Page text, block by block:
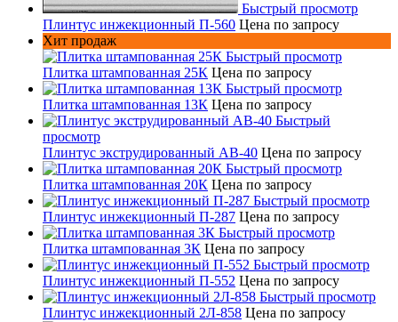
Быстрый просмотр
Плинтус инжекционный П-560 Цена по запросу
Хит продаж
Быстрый просмотр
Плитка штампованная 25К Цена по запросу
Быстрый просмотр
Плитка штампованная 13К Цена по запросу
Быстрый
просмотр
Плинтус экструдированный AB-40 Цена по запросу
Быстрый просмотр
Плитка штампованная 20К Цена по запросу
Быстрый просмотр
Плинтус инжекционный П-287 Цена по запросу
Быстрый просмотр
Плитка штампованная 3К Цена по запросу
Быстрый просмотр
Плинтус инжекционный П-552 Цена по запросу
Быстрый просмотр
Плинтус инжекционный 2Л-858 Цена по запросу